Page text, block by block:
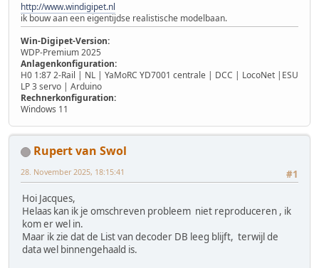
http://www.windigipet.nl
ik bouw aan een eigentijdse realistische modelbaan.
Win-Digipet-Version:
WDP-Premium 2025
Anlagenkonfiguration:
H0 1:87 2-Rail | NL | YaMoRC YD7001 centrale | DCC | LocoNet |ESU
LP 3 servo | Arduino
Rechnerkonfiguration:
Windows 11
Rupert van Swol
#1
28. November 2025, 18:15:41
Hoi Jacques,
Helaas kan ik je omschreven probleem niet reproduceren , ik
kom er wel in.
Maar ik zie dat de List van decoder DB leeg blijft, terwijl de
data wel binnengehaald is.